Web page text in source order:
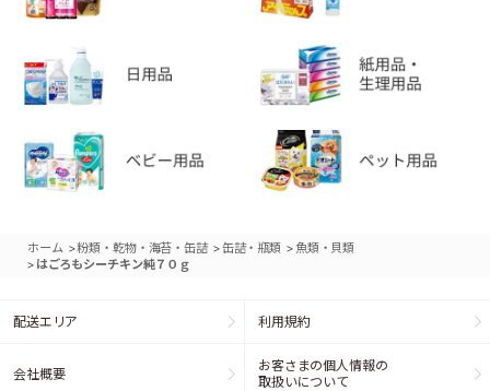
ホーム >粉類・乾物・海苔・缶詰 >缶詰・瓶類 > 魚類・貝類
> はごろもシーチキン純７０ｇ
配送エリア 利用規約
会社概要
お客さまの個人情報の
取扱いについて